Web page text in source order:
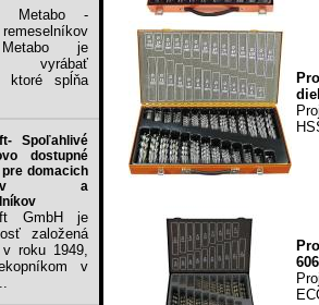
Metabo -
je
vyrábať
ktoré spĺňa
Spoľahlivé
dostupné
domacich
a
GmbH je
založená
v roku 1949,
v